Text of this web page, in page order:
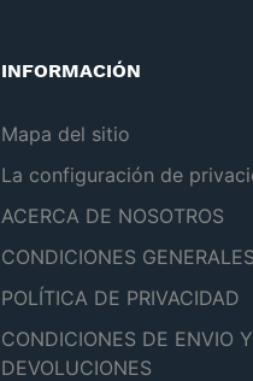
INFORMACIÓN
Mapa del sitio
La configuración de
ACERCA DE NOSOTROS
CONDICIONES GENERALES
POLÍTICA DE PRIVACIDAD
CONDICIONES DE ENVIO Y
DEVOLUCIONES